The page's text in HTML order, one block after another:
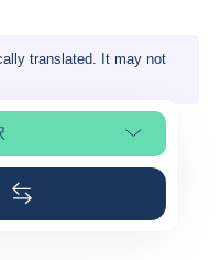
translated. It may not
選択